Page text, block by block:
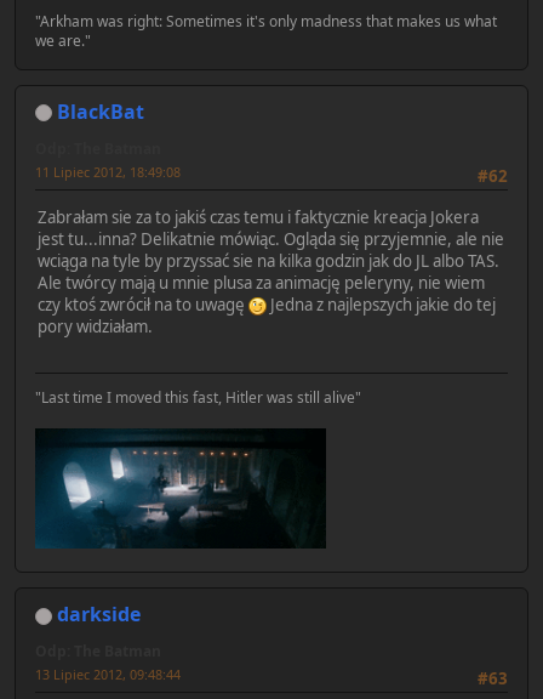
"Arkham was right: Sometimes it's only madness that makes us what
we are."
BlackBat
#62
11 Lipiec 2012, 18:49:08
Zabrałam sie za to jakiś czas temu i faktycznie kreacja Jokera
jest tu...inna? Delikatnie mówiąc. Ogląda się przyjemnie, ale nie
wciąga na tyle by przyssać sie na kilka godzin jak do JL albo TAS.
Ale twórcy mają u mnie plusa za animację peleryny, nie wiem
czy ktoś zwrócił na to uwagę
Jedna z najlepszych jakie do tej
pory widziałam.
"Last time I moved this fast, Hitler was still alive"
darkside
#63
13 Lipiec 2012, 09:48:44